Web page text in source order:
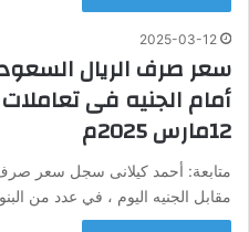
2025-03-12
سعر صرف الريال
أمام الجنيه فى
12مارس 2025م
متابعة: أحمد كيلانى سجل سعر صرف
مقابل الجنيه اليوم ، في عدد من